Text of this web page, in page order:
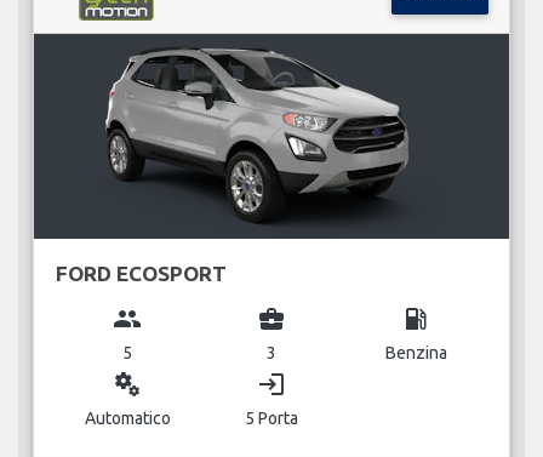
FORD ECOSPORT
group
5
business_center
3
local_gas_station
Benzina
miscellaneous_services
Automatico
login
5 Porta